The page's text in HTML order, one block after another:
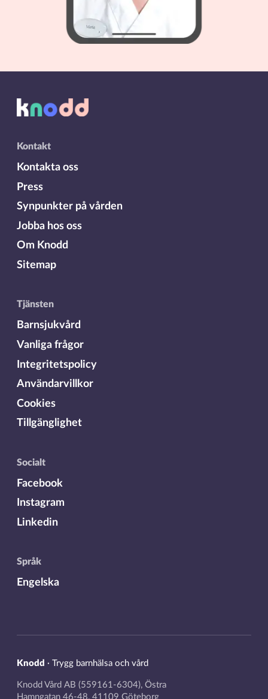
Kontakt
Kontakta oss
Press
Synpunkter på vården
Jobba hos oss
Om Knodd
Sitemap
Tjänsten
Barnsjukvård
Vanliga frågor
Integritetspolicy
Användarvillkor
Cookies
Tillgänglighet
Socialt
Facebook
Instagram
Linkedin
Språk
Engelska
Knodd · Trygg barnhälsa och vård
Knodd Vård AB (559161-6304), Östra
Hamngatan 46-48, 41109 Göteborg